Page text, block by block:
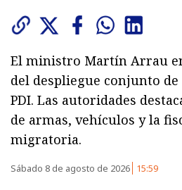
El ministro Martín Arrau
del despliegue conjunto
PDI. Las autoridades
de armas, vehículos y la
migratoria.
Sábado 8 de agosto de 2026 15:59